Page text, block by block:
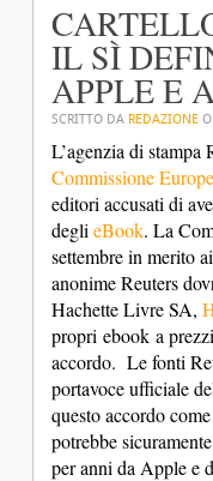
IL SÌ
APPLE E
SCRITTO DA REDAZIONE
L’agenzia di stampa
Commissione
editori accusati di
degli eBook. La
settembre in merito
anonime Reuters
Hachette Livre SA,
propri ebook a
accordo. Le fonti
portavoce ufficiale
questo accordo
potrebbe
per anni da Apple e